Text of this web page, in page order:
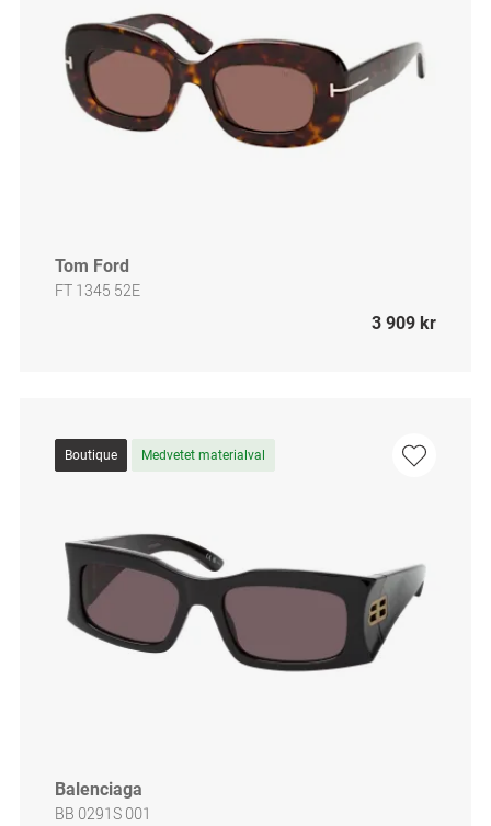
Tom Ford
FT 1345 52E
3 909 kr
Boutique Medvetet materialval
Balenciaga
BB 0291S 001